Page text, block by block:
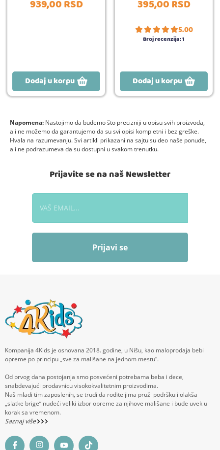
939,00RSD
Dodaj u korpu
395,00RSD
5.00
Broj recenzija:1
Dodaj u korpu
Napomena: Nastojimo da budemo što precizniji u opisu svih proizvoda,
ali ne možemo da garantujemo da su svi opisi kompletni i bez greške.
Hvala na razumevanju. Svi artikli prikazani na sajtu su deo naše ponude,
ali ne podrazumeva da su dostupni u svakom trenutku.
Prijavite se na naš Newsletter
Prijavi se
Kompanija 4Kids je osnovana 2018. godine, u Nišu, kao maloprodaja bebi
opreme po principu „sve za mališane na jednom mestu“.
Od prvog dana postojanja smo posvećeni potrebama beba i dece,
snabdevajući prodavnicu visokokvalitetnim proizvodima.
Naš mladi tim zaposlenih, se trudi da roditeljima pruži podršku i olakša
„slatke brige“ nudeći veliki izbor opreme za njihove mališane i bude uvek u
korak sa vremenom.
Saznaj više